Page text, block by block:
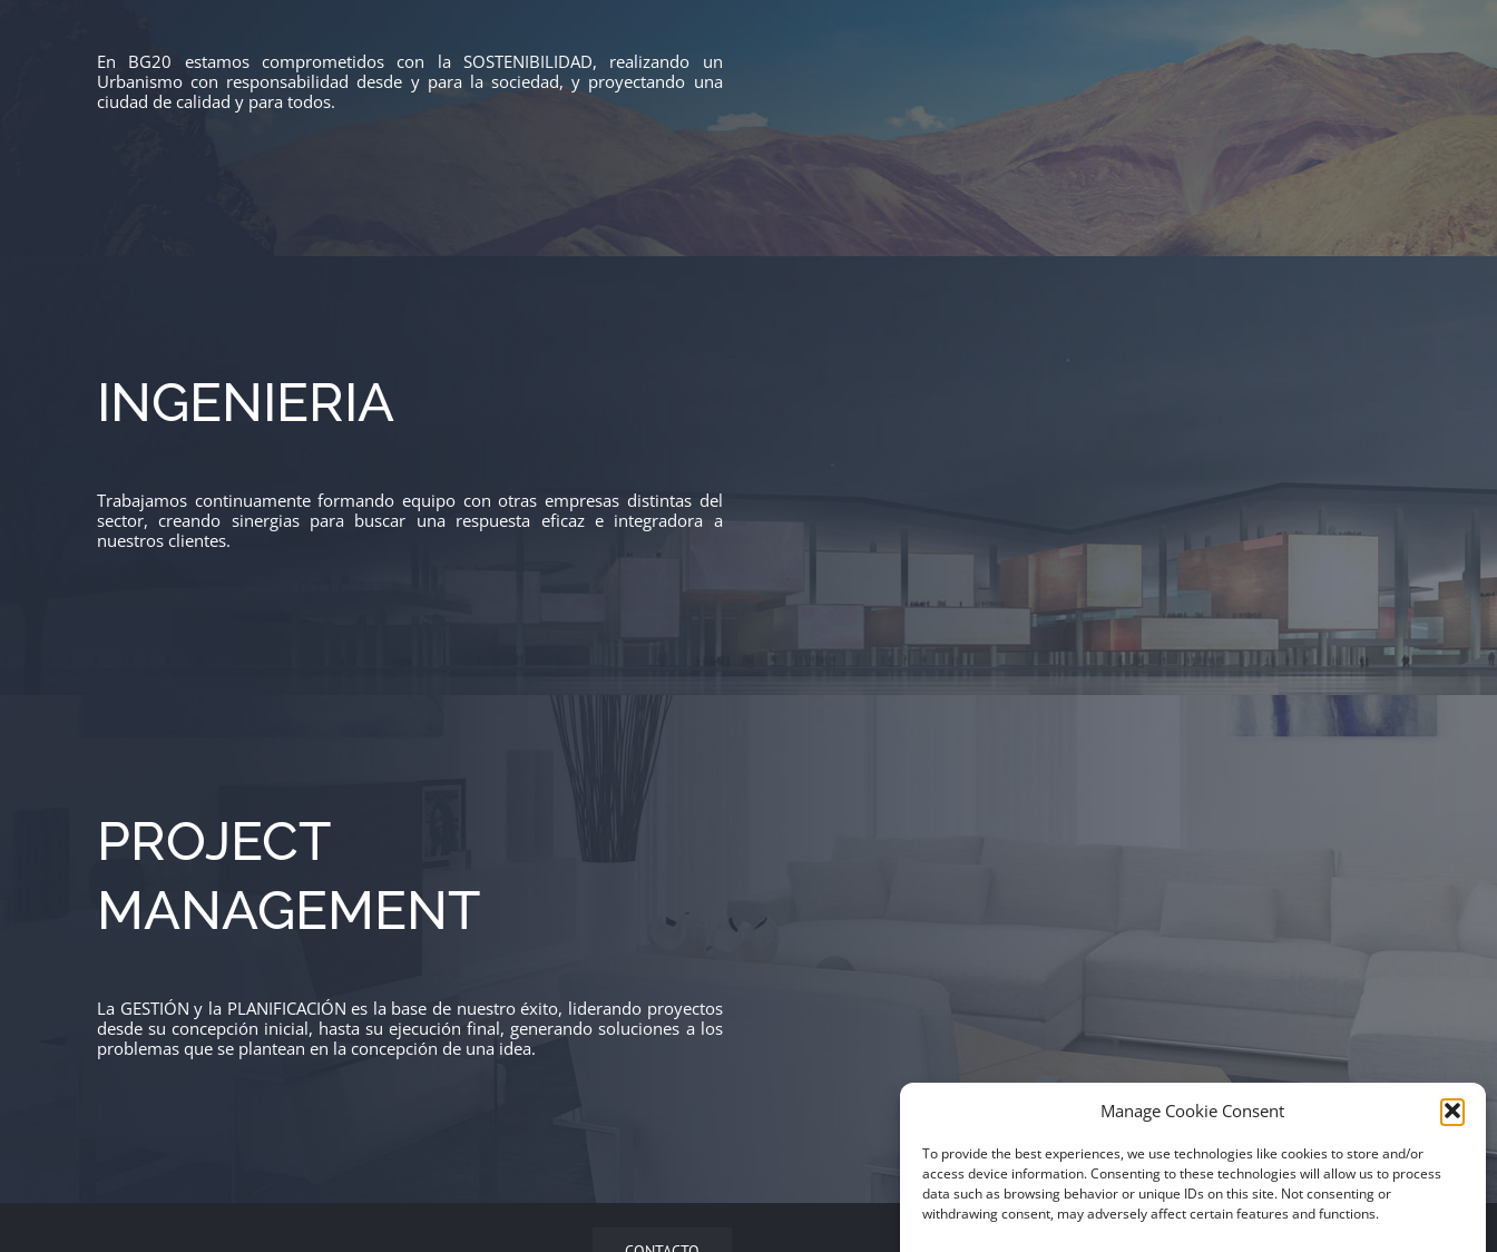
Manage Cookie Consent
To provide the best experiences, we use technologies like cookies to store and/or
access device information. Consenting to these technologies will allow us to process
data such as browsing behavior or unique IDs on this site. Not consenting or
withdrawing consent, may adversely affect certain features and functions.
En BG20 estamos comprometidos con la SOSTENIBILIDAD, realizando un
Urbanismo con responsabilidad desde y para la sociedad, y proyectando una
ciudad de calidad y para todos.
INGENIERIA
Trabajamos continuamente formando equipo con otras empresas distintas del
sector, creando sinergias para buscar una respuesta eficaz e integradora a
nuestros clientes.
PROJECT
MANAGEMENT
La GESTIÓN y la PLANIFICACIÓN es la base de nuestro éxito, liderando proyectos
desde su concepción inicial, hasta su ejecución final, generando soluciones a los
problemas que se plantean en la concepción de una idea.